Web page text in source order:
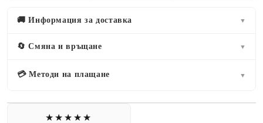
🚚 Информация за доставка ▼
🔄 Смяна и връщане ▼
💳 Методи на плащане ▼